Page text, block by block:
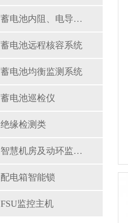
蓄电池内阻、电导、内导测试仪
蓄电池远程核容系统
蓄电池均衡监测系统
蓄电池巡检仪
绝缘检测类
智慧机房及动环监控系统
配电箱智能锁
FSU监控主机